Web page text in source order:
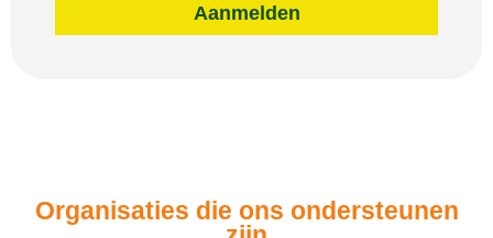
Aanmelden
Organisaties die ons ondersteunen